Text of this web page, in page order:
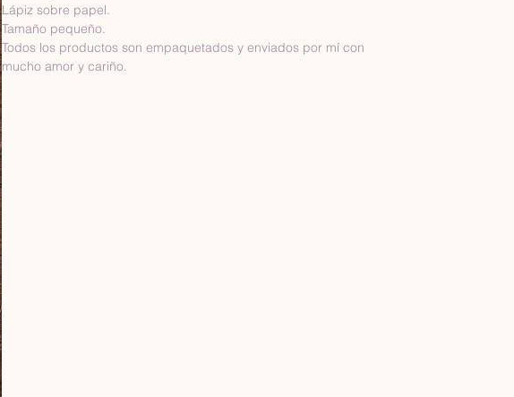
Lápiz sobre papel.
Tamaño pequeño.
Todos los productos son empaquetados y enviados por mí con
mucho amor y cariño.